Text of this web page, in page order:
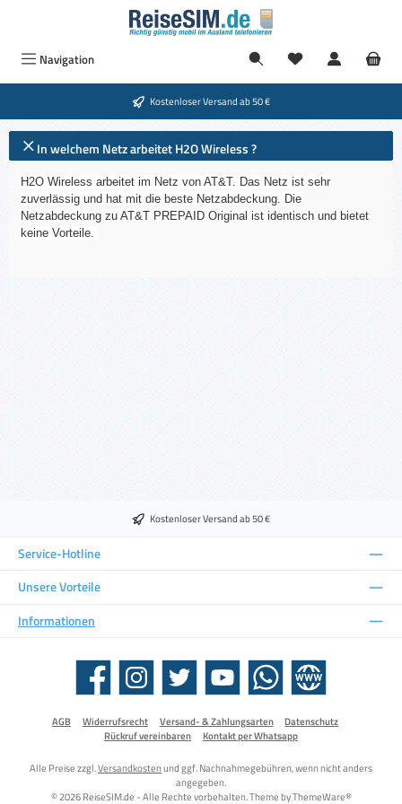
Zum Hauptinhalt springen
Navigation
Kostenloser Versand ab 50 €
In welchem Netz arbeitet H2O Wireless ?
H2O Wireless arbeitet im Netz von AT&T. Das Netz ist sehr
zuverlässig und hat mit die beste Netzabdeckung. Die
Netzabdeckung zu AT&T PREPAID Original ist identisch und bietet
keine Vorteile.
Kostenloser Versand ab 50 €
Service-Hotline
Unsere Vorteile
Informationen
Facebook Instagram Twitter YouTube WhatsApp Website
AGB Widerrufsrecht Versand- & Zahlungsarten
Datenschutz
Rückruf vereinbaren
Kontakt per Whatsapp
Alle Preise zzgl.Versandkostenund ggf. Nachnahmegebühren, wenn nicht anders
angegeben.
© 2026 ReiseSIM.de - Alle Rechte vorbehalten. Theme byThemeWare®